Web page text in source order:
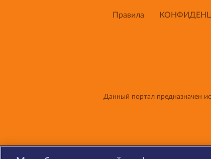
Правила
Данный портал предназначен